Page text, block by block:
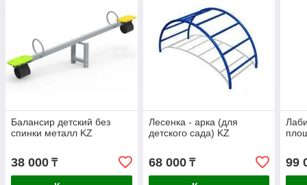
Балансир детский без
спинки металл KZ
38 000 ₸
Лесенка - арка (для
детского сада) KZ
68 000₸ 99